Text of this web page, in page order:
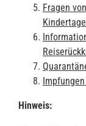
Fragen
Hinweis: